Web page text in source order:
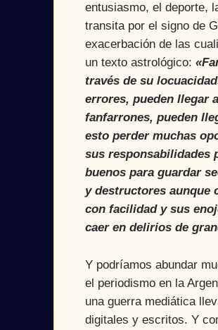
entusiasmo, el deporte,
transita por el signo de
exacerbación de las
un texto astrológico:
través de su
errores, pueden llegar
fanfarrones, pueden
esto perder muchas
sus responsabilidades
buenos para guardar
y destructores aunque
con facilidad y sus
caer en delirios de
Y podríamos abundar
el periodismo en la
una guerra mediática
digitales y escritos. Y